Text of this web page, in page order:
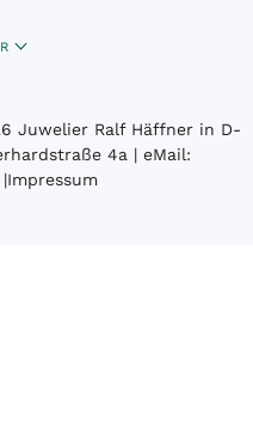
Juwelier Ralf Häffner in D-
4a | eMail:
|Impressum